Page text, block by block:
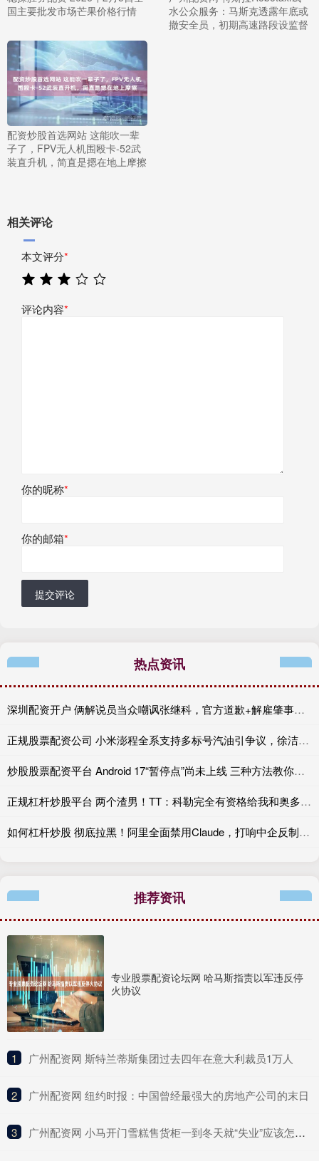
国主要批发市场芒果价格行情
水公众服务：马斯克透露年底或
撤安全员，初期高速路段设监督
配资炒股首选网站 这能吹一辈
子了，FPV无人机围殴卡-52武
装直升机，简直是摁在地上摩擦
相关评论
本文评分*
评论内容*
你的昵称*
你的邮箱*
提交评论
热点资讯
深圳配资开户 俩解说员当众嘲讽张继科，官方道歉+解雇肇事者，有些话不能乱说
正规股票配资公司 小米澎程全系支持多标号汽油引争议，徐洁云：XX
炒股股票配资平台 Android 17“暂停点”尚未上线 三种方法教你提前复制
正规杠杆炒股平台 两个渣男！TT：科勒完全有资格给我和奥多姆一人来上几拳
如何杠杆炒股 彻底拉黑！阿里全面禁用Claude，打响中企反制美国AI“第一枪”
推荐资讯
专业股票配资论坛网 哈马斯指责以军违反停
火协议
1 ​广州配资网 斯特兰蒂斯集团过去四年在意大利裁员1万人
2 ​广州配资网 纽约时报：中国曾经最强大的房地产公司的末日
3 ​广州配资网 小马开门雪糕售货柜一到冬天就“失业”应该怎么办？